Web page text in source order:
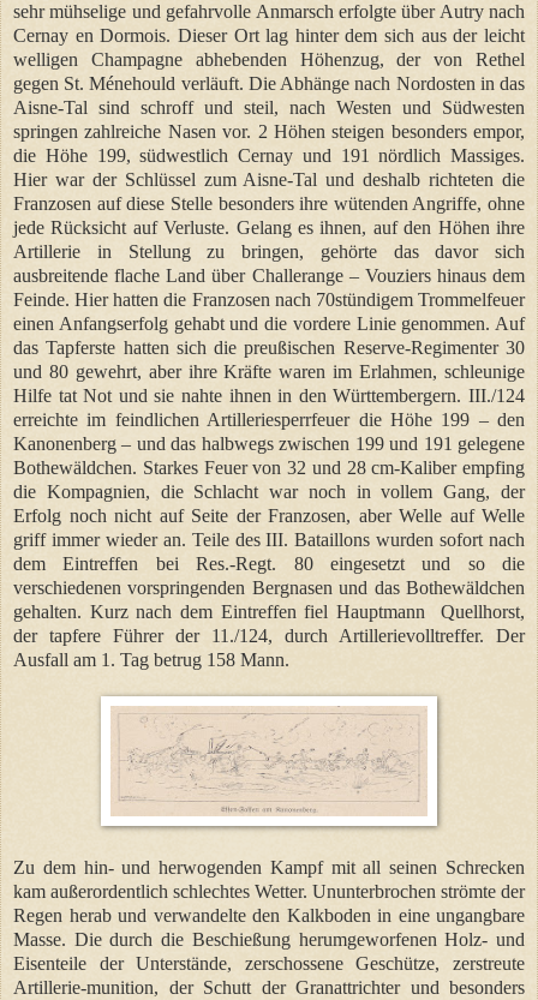
sehr mühselige und gefahrvolle Anmarsch erfolgte über Autry nach
Cernay en Dormois. Dieser Ort lag hinter dem sich aus der leicht
welligen Champagne abhebenden Höhenzug, der von Rethel
gegen St. Ménehould verläuft. Die Abhänge nach Nordosten in das
Aisne-Tal sind schroff und steil, nach Westen und Südwesten
springen zahlreiche Nasen vor. 2 Höhen steigen besonders empor,
die Höhe 199, südwestlich Cernay und 191 nördlich Massiges.
Hier war der Schlüssel zum Aisne-Tal und deshalb richteten die
Franzosen auf diese Stelle besonders ihre wütenden Angriffe, ohne
jede Rücksicht auf Verluste. Gelang es ihnen, auf den Höhen ihre
Artillerie in Stellung zu bringen, gehörte das davor sich
ausbreitende flache Land über Challerange – Vouziers hinaus dem
Feinde. Hier hatten die Franzosen nach 70stündigem Trommelfeuer
einen Anfangserfolg gehabt und die vordere Linie genommen. Auf
das Tapferste hatten sich die preußischen Reserve-Regimenter 30
und 80 gewehrt, aber ihre Kräfte waren im Erlahmen, schleunige
Hilfe tat Not und sie nahte ihnen in den Württembergern. III./124
erreichte im feindlichen Artilleriesperrfeuer die Höhe 199 – den
Kanonenberg – und das halbwegs zwischen 199 und 191 gelegene
Bothewäldchen. Starkes Feuer von 32 und 28 cm-Kaliber empfing
die Kompagnien, die Schlacht war noch in vollem Gang, der
Erfolg noch nicht auf Seite der Franzosen, aber Welle auf Welle
griff immer wieder an. Teile des III. Bataillons wurden sofort nach
dem Eintreffen bei Res.-Regt. 80 eingesetzt und so die
verschiedenen vorspringenden Bergnasen und das Bothewäldchen
gehalten. Kurz nach dem Eintreffen fiel Hauptmann Quellhorst,
der tapfere Führer der 11./124, durch Artillerievolltreffer. Der
Ausfall am 1. Tag betrug 158 Mann.
Zu dem hin- und herwogenden Kampf mit all seinen Schrecken
kam außerordentlich schlechtes Wetter. Ununterbrochen strömte der
Regen herab und verwandelte den Kalkboden in eine ungangbare
Masse. Die durch die Beschießung herumgeworfenen Holz- und
Eisenteile der Unterstände, zerschossene Geschütze, zerstreute
Artillerie-munition, der Schutt der Granattrichter und besonders